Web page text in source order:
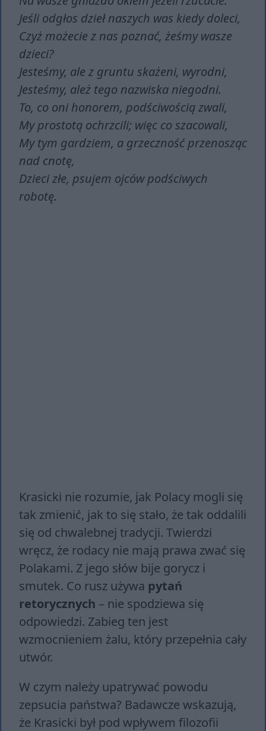
Jeśli odgłos dzieł naszych was kiedy doleci,
Czyż możecie z nas poznać, żeśmy wasze
dzieci?
Jesteśmy, ale z gruntu skażeni, wyrodni,
Jesteśmy, ależ tego nazwiska niegodni.
To, co oni honorem, podściwością zwali,
My prostotą ochrzcili; więc co szacowali,
My tym gardziem, a grzeczność przenosząc
nad cnotę,
Dzieci złe, psujem ojców podściwych
robotę.
Krasicki nie rozumie, jak Polacy mogli się
tak zmienić, jak to się stało, że tak oddalili
się od chwalebnej tradycji. Twierdzi
wręcz, że rodacy nie mają prawa zwać się
Polakami. Z jego słów bije gorycz i
smutek. Co rusz używa pytań
retorycznych – nie spodziewa się
odpowiedzi. Zabieg ten jest
wzmocnieniem żalu, który przepełnia cały
utwór.
W czym należy upatrywać powodu
zepsucia państwa? Badawcze wskazują,
że Krasicki był pod wpływem filozofii